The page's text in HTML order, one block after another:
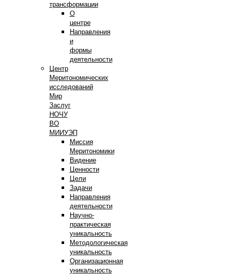
трансформации
О
центре
Направления
и
формы
деятельности
Центр
Меритономических
исследований
Мир
Заслуг
НОЧУ
ВО
МИИУЭП
Миссия
Меритономики
Видение
Ценности
Цели
Задачи
Направления
деятельности
Научно-
практическая
уникальность
Методологическая
уникальность
Организационная
уникальность